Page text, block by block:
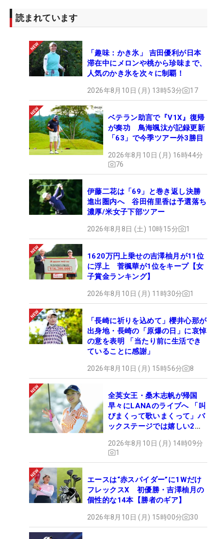
読まれています
「趣味：かき氷」 吉田優利が日本
滞在中にメロンや桃から珍味まで、
人気のかき氷を次々に制覇！
2026年8月10日 (月) 13時53分 17
ベテラン助言で『V1X』復帰
が奏功 鳥海颯汰が記録更新
「63」で今季ツアー外3勝目
2026年8月10日 (月) 16時44分
76
伊藤二花は「69」と巻き返し決勝
進出圏内へ 谷田侑里香は予選落ち
濃厚/米女子下部ツアー
2026年8月8日 (土) 10時15分 1
1620万円上乗せの吉澤柚月が11位
に浮上 菅楓華が1位をキープ【女
子賞金ランキング】
2026年8月10日 (月) 11時30分 1
「長崎に祈りを込めて」櫻井心那が
出身地・長崎の「原爆の日」に哀悼
の意を表明 「当たり前に生活でき
ていることに感謝」
2026年8月10日 (月) 15時56分 8
全英女王・桑木志帆が帰国
早々にLANAのライブへ 「叫
びまくって歌いまくって」バ
ックステージでは嬉しい2シ
2026年8月10日 (月) 14時09分
1
エースは“赤スパイダー”に1Wだけ
フレックスX 初優勝・吉澤柚月の
個性的な14本【勝者のギア】
2026年8月10日 (月) 15時00分 30